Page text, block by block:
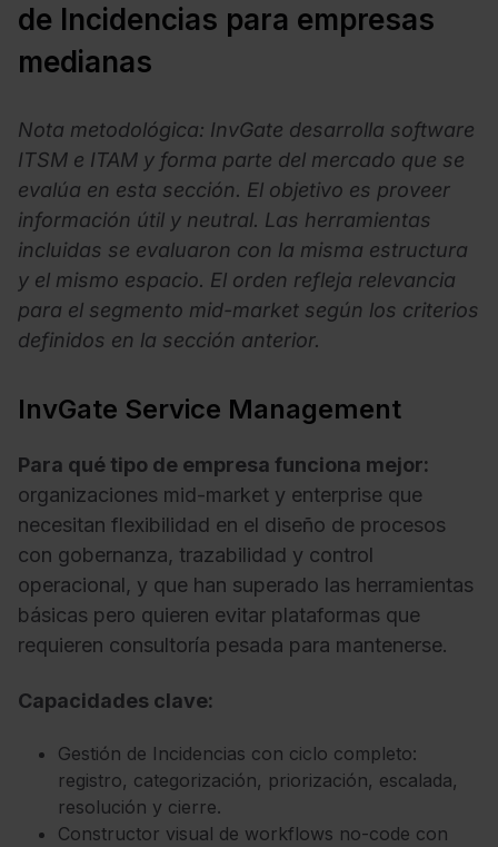
de Incidencias para empresas
medianas
Nota metodológica: InvGate desarrolla software
ITSM e ITAM y forma parte del mercado que se
evalúa en esta sección. El objetivo es proveer
información útil y neutral. Las herramientas
incluidas se evaluaron con la misma estructura
y el mismo espacio. El orden refleja relevancia
para el segmento mid-market según los criterios
definidos en la sección anterior.
InvGate Service Management
Para qué tipo de empresa funciona mejor:
organizaciones mid-market y enterprise que
necesitan flexibilidad en el diseño de procesos
con gobernanza, trazabilidad y control
operacional, y que han superado las herramientas
básicas pero quieren evitar plataformas que
requieren consultoría pesada para mantenerse.
Capacidades clave:
Gestión de Incidencias con ciclo completo:
registro, categorización, priorización, escalada,
resolución y cierre.
Constructor visual de workflows no-code con